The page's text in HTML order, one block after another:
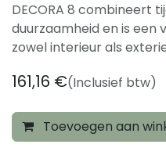
DECORA 8 combineert
duurzaamheid en is een
zowel interieur als
161,16 €(Inclusief btw)
Toevoegen aan